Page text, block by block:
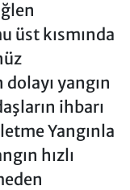
üst kısmında
yangın
ihbarı
Yangınla
hızlı